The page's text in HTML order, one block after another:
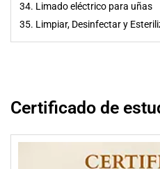
34. Limado eléctrico para uñas
35. Limpiar, Desinfectar y
Certificado de